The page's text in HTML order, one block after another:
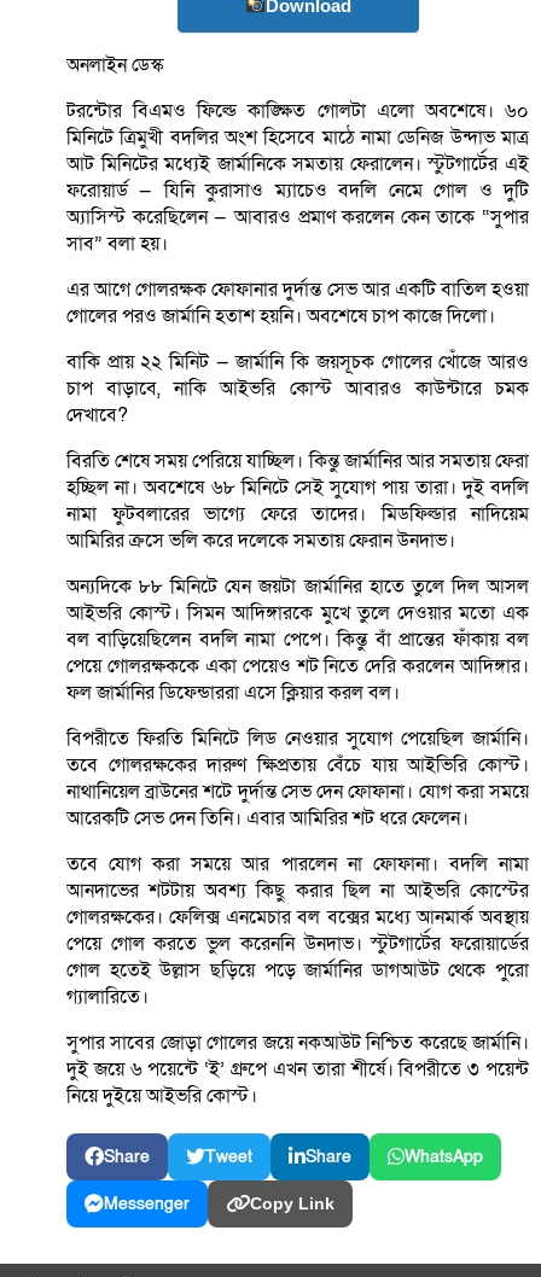
Download
অনলাইন ডেস্ক
টরন্টোর বিএমও ফিল্ডে কাঙ্ক্ষিত গোলটা এলো অবশেষে। ৬০
মিনিটে ত্রিমুখী বদলির অংশ হিসেবে মাঠে নামা ডেনিজ উন্দাভ মাত্র
আট মিনিটের মধ্যেই জার্মানিকে সমতায় ফেরালেন। স্টুটগার্টের এই
ফরোয়ার্ড — যিনি কুরাসাও ম্যাচেও বদলি নেমে গোল ও দুটি
অ্যাসিস্ট করেছিলেন — আবারও প্রমাণ করলেন কেন তাকে “সুপার
সাব” বলা হয়।
এর আগে গোলরক্ষক ফোফানার দুর্দান্ত সেভ আর একটি বাতিল হওয়া
গোলের পরও জার্মানি হতাশ হয়নি। অবশেষে চাপ কাজে দিলো।
বাকি প্রায় ২২ মিনিট — জার্মানি কি জয়সূচক গোলের খোঁজে আরও
চাপ বাড়াবে, নাকি আইভরি কোস্ট আবারও কাউন্টারে চমক
দেখাবে?
বিরতি শেষে সময় পেরিয়ে যাচ্ছিল। কিন্তু জার্মানির আর সমতায় ফেরা
হচ্ছিল না। অবশেষে ৬৮ মিনিটে সেই সুযোগ পায় তারা। দুই বদলি
নামা ফুটবলারের ভাগ্যে ফেরে তাদের। মিডফিল্ডার নাদিয়েম
আমিরির ক্রসে ভলি করে দলেকে সমতায় ফেরান উনদাভ।
অন্যদিকে ৮৮ মিনিটে যেন জয়টা জার্মানির হাতে তুলে দিল আসল
আইভরি কোস্ট। সিমন আদিঙ্গারকে মুখে তুলে দেওয়ার মতো এক
বল বাড়িয়েছিলেন বদলি নামা পেপে। কিন্তু বাঁ প্রান্তের ফাঁকায় বল
পেয়ে গোলরক্ষককে একা পেয়েও শট নিতে দেরি করলেন আদিঙ্গার।
ফল জার্মানির ডিফেন্ডাররা এসে ক্লিয়ার করল বল।
বিপরীতে ফিরতি মিনিটে লিড নেওয়ার সুযোগ পেয়েছিল জার্মানি।
তবে গোলরক্ষকের দারুণ ক্ষিপ্রতায় বেঁচে যায় আইভিরি কোস্ট।
নাথানিয়েল ব্রাউনের শটে দুর্দান্ত সেভ দেন ফোফানা। যোগ করা সময়ে
আরেকটি সেভ দেন তিনি। এবার আমিরির শট ধরে ফেলেন।
তবে যোগ করা সময়ে আর পারলেন না ফোফানা। বদলি নামা
আনদাভের শটটায় অবশ্য কিছু করার ছিল না আইভরি কোস্টের
গোলরক্ষকের। ফেলিক্স এনমেচার বল বক্সের মধ্যে আনমার্ক অবস্থায়
পেয়ে গোল করতে ভুল করেননি উনদাভ। স্টুটগার্টের ফরোয়ার্ডের
গোল হতেই উল্লাস ছড়িয়ে পড়ে জার্মানির ডাগআউট থেকে পুরো
গ্যালারিতে।
সুপার সাবের জোড়া গোলের জয়ে নকআউট নিশ্চিত করেছে জার্মানি।
দুই জয়ে ৬ পয়েন্টে ‘ই’ গ্রুপে এখন তারা শীর্ষে। বিপরীতে ৩ পয়েন্ট
নিয়ে দুইয়ে আইভরি কোস্ট।
Share Tweet Share WhatsApp
Messenger Copy Link